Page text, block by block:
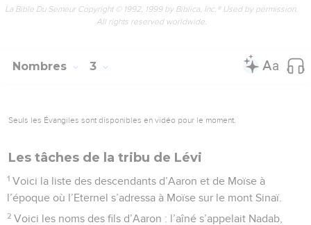
La Bible Du Semeur Copyright © 1992, 1999 by Biblica, Inc.® Used by permission.
All rights reserved worldwide.
Nombres 3
Seuls les Évangiles sont disponibles en vidéo pour le moment.
Les tâches de la tribu de Lévi
1 Voici la liste des descendants d’Aaron et de Moïse à
l’époque où l’Eternel s’adressa à Moïse sur le mont Sinaï.
2 Voici les noms des fils d’Aaron : l’aîné s’appelait Nadab,